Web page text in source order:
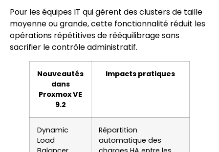
Pour les équipes IT qui gèrent des clusters de taille
moyenne ou grande, cette fonctionnalité réduit les
opérations répétitives de rééquilibrage sans
sacrifier le contrôle administratif.
Nouveautés
dans
Proxmox VE
9.2
Impacts pratiques
Dynamic
Load
Répartition
automatique des